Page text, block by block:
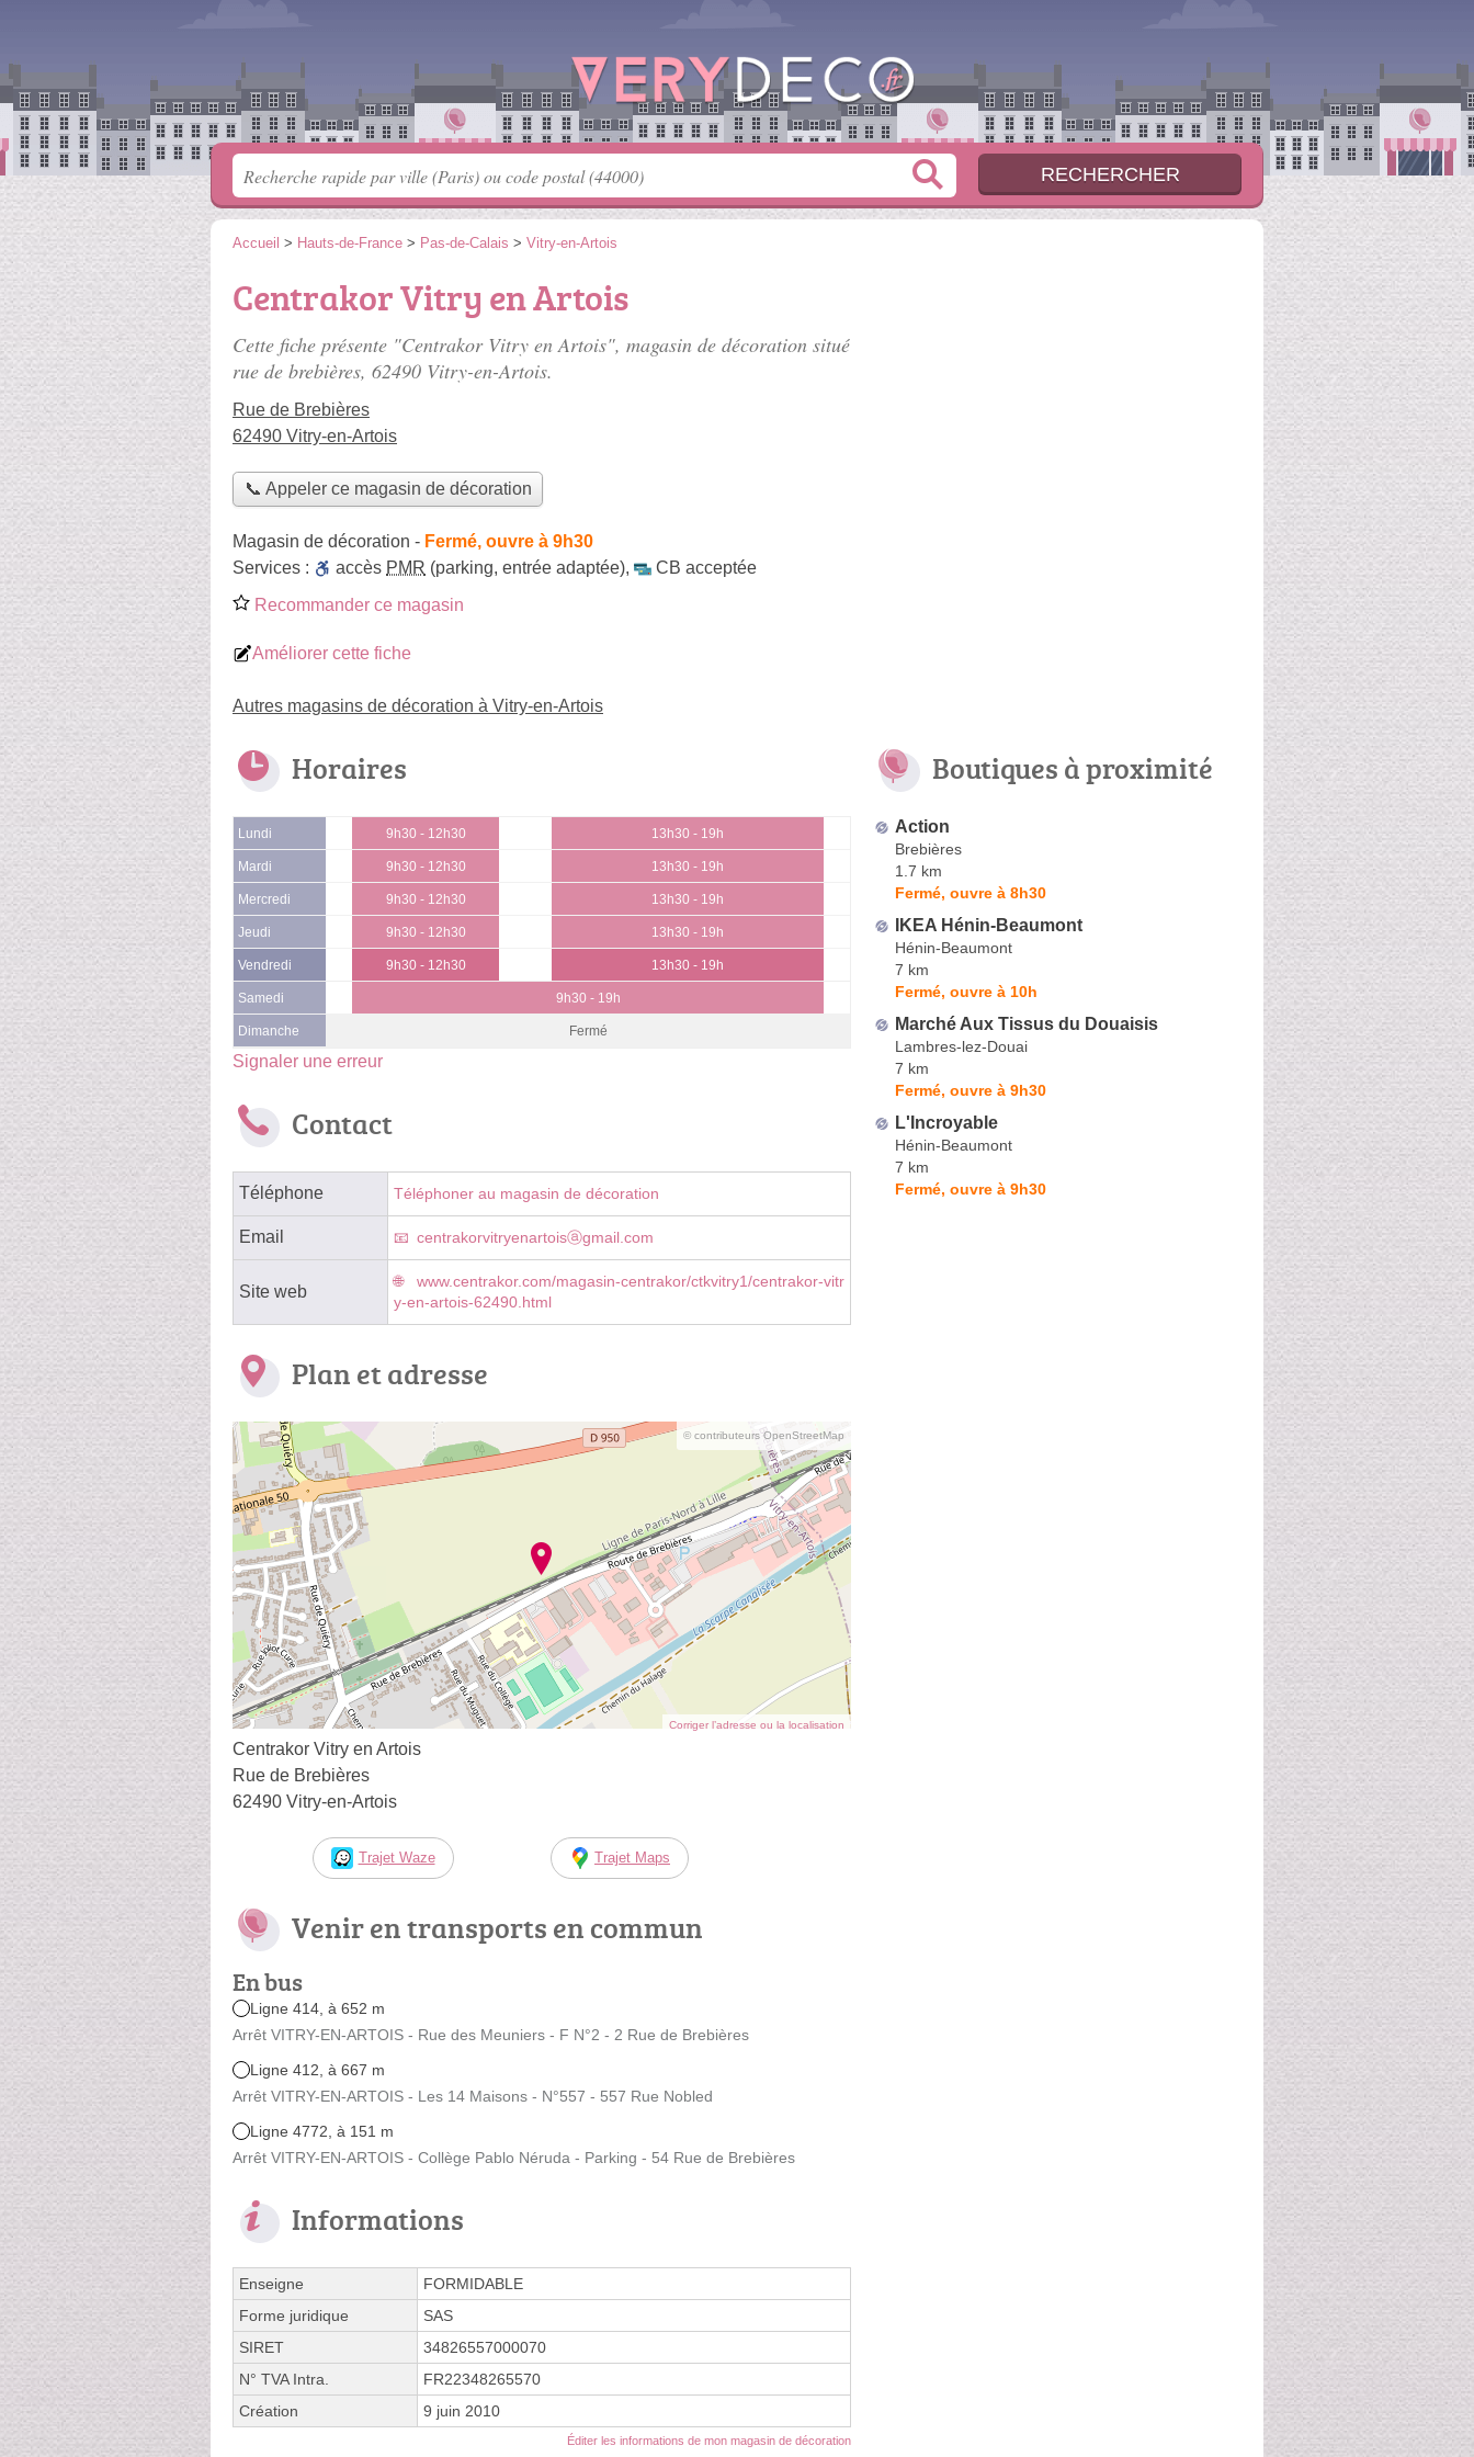
Accueil > Hauts-de-France > Pas-de-Calais > Vitry-en-Artois
Centrakor Vitry en Artois
Cette fiche présente "Centrakor Vitry en Artois", magasin de décoration situé
rue de brebières, 62490 Vitry-en-Artois.
Rue de Brebières
62490 Vitry-en-Artois
📞 Appeler ce magasin de décoration
Magasin de décoration - Fermé, ouvre à 9h30
Services :
accès PMR (parking, entrée adaptée),
CB acceptée
Recommander ce magasin
Améliorer cette fiche
Autres magasins de décoration à Vitry-en-Artois
Horaires
Lundi 9h30 - 12h30 13h30 - 19h
Mardi 9h30 - 12h30 13h30 - 19h
Mercredi 9h30 - 12h30 13h30 - 19h
Jeudi 9h30 - 12h30 13h30 - 19h
Vendredi 9h30 - 12h30 13h30 - 19h
Samedi 9h30 - 19h
Dimanche Fermé
Signaler une erreur
Contact
Téléphone Téléphoner au magasin de décoration
Email centrakorvitryenartoisⓐgmail.com
Site web
www.centrakor.com/magasin-centrakor/ctkvitry1/centrakor-vitr
y-en-artois-62490.html
Plan et adresse
© contributeurs OpenStreetMap
Corriger l’adresse ou la localisation
Centrakor Vitry en Artois
Rue de Brebières
62490 Vitry-en-Artois
Trajet Waze Trajet Maps
Venir en transports en commun
En bus
Ligne 414, à 652 m
Arrêt VITRY-EN-ARTOIS - Rue des Meuniers - F N°2 - 2 Rue de Brebières
Ligne 412, à 667 m
Arrêt VITRY-EN-ARTOIS - Les 14 Maisons - N°557 - 557 Rue Nobled
Ligne 4772, à 151 m
Arrêt VITRY-EN-ARTOIS - Collège Pablo Néruda - Parking - 54 Rue de Brebières
Informations
Enseigne
FORMIDABLE
Forme juridique
SAS
SIRET
34826557000070
N° TVA Intra.
FR22348265570
Création
9 juin 2010
Éditer les informations de mon magasin de décoration
Boutiques à proximité
Action
Brebières
1.7 km
Fermé, ouvre à 8h30
IKEA Hénin-Beaumont
Hénin-Beaumont
7 km
Fermé, ouvre à 10h
Marché Aux Tissus du Douaisis
Lambres-lez-Douai
7 km
Fermé, ouvre à 9h30
L'Incroyable
Hénin-Beaumont
7 km
Fermé, ouvre à 9h30